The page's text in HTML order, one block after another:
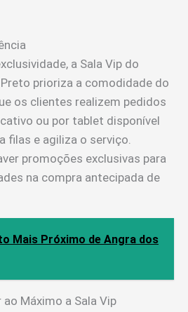
a Sala Vip do
prioriza a comodidade do
os clientes realizem pedidos
ou por tablet disponível
filas e agiliza o serviço.
promoções exclusivas para
na compra antecipada de
Mais Próximo de Angra dos
Máximo a Sala Vip